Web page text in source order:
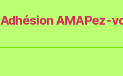
Adhésion AMAPez-